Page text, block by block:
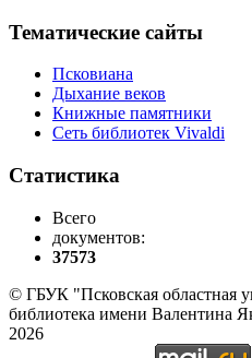
Тематические сайты
Псковиана
Дыхание веков
Книжные памятники
Сеть библиотек Vivaldi
Статистика
Всего
документов:
37573
© ГБУК "Псковская областная
библиотека имени Валентина
2026